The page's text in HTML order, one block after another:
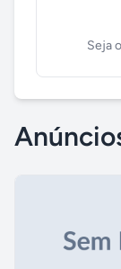
Seja